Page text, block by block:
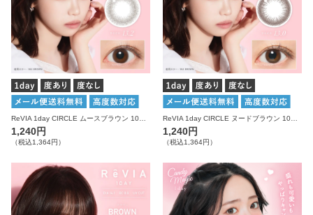
1,240円
（税込1,364円）
1,240円
（税込1,364円）